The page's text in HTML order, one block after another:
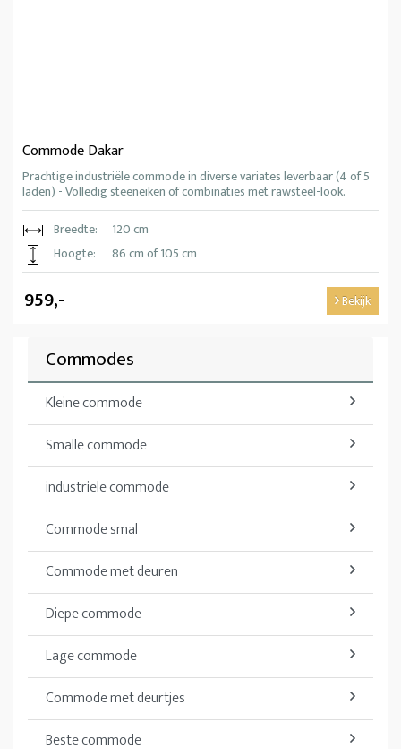
Commode Dakar
Prachtige industriële commode in diverse variates leverbaar (4 of 5
laden) - Volledig steeneiken of combinaties met rawsteel-look.
Breedte:
120 cm
Hoogte:
86 cm of 105 cm
959,- Bekijk
Commodes
Kleine commode
Smalle commode
industriele commode
Commode smal
Commode met deuren
Diepe commode
Lage commode
Commode met deurtjes
Beste commode